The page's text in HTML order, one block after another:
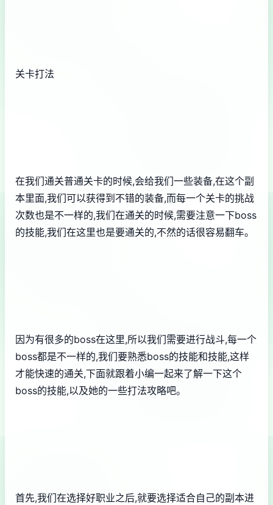
关卡打法
在我们通关普通关卡的时候,会给我们一些装备,在这个副
本里面,我们可以获得到不错的装备,而每一个关卡的挑战
次数也是不一样的,我们在通关的时候,需要注意一下boss
的技能,我们在这里也是要通关的,不然的话很容易翻车。
因为有很多的boss在这里,所以我们需要进行战斗,每一个
boss都是不一样的,我们要熟悉boss的技能和技能,这样
才能快速的通关,下面就跟着小编一起来了解一下这个
boss的技能,以及她的一些打法攻略吧。
首先,我们在选择好职业之后,就要选择适合自己的副本进